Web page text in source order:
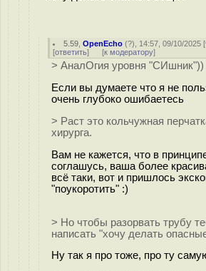
5.59 ,OpenEcho (?), 14:57, 09/10/2025 [
[ответить] [к модератору]
> АналОгия уровня "СИшник"))
Если вы думаете что я не
очень глубоко ошибаетесь
> Раст это кольчужная
хирурга.
Вам не кажется, что в
соглашусь, ваша более
всё таки, вот и пришлось
"поукоротить" :)
> Но чтобы разорвать трубу
написать "хочу делать
Ну так я про тоже, про ту